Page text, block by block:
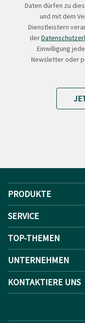
Daten dürfen zu
und mit dem
Dienstleistern
der
Einwilligung
Newsletter oder
PRODUKTE
SERVICE
TOP-THEMEN
UNTERNEHMEN
KONTAKTIERE UNS